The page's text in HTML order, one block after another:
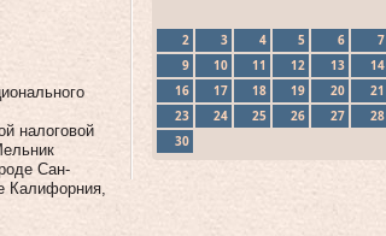
налоговой
Сан-
Калифорния,
2
3 4 5 6 7
9
10 11 12 13 14
16
17 18 19 20 21
23
24 25 26 27 28
30